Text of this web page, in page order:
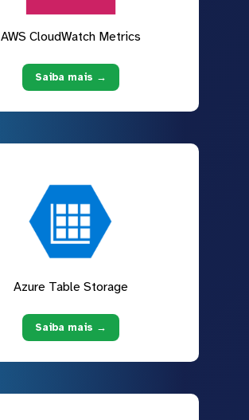
AWS CloudWatch Metrics
Saiba mais →
Azure Table Storage
Saiba mais →